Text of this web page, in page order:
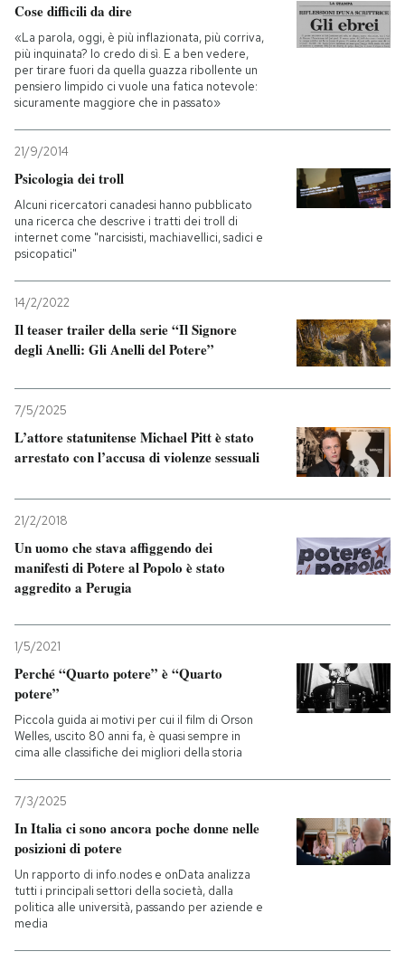
Cose difficili da dire
«La parola, oggi, è più inflazionata, più corriva,
più inquinata? Io credo di sì. E a ben vedere,
per tirare fuori da quella guazza ribollente un
pensiero limpido ci vuole una fatica notevole:
sicuramente maggiore che in passato»
21/9/2014
Psicologia dei troll
Alcuni ricercatori canadesi hanno pubblicato
una ricerca che descrive i tratti dei troll di
internet come "narcisisti, machiavellici, sadici e
psicopatici"
14/2/2022
Il teaser trailer della serie “Il Signore
degli Anelli: Gli Anelli del Potere”
7/5/2025
L’attore statunitense Michael Pitt è stato
arrestato con l’accusa di violenze sessuali
21/2/2018
Un uomo che stava affiggendo dei
manifesti di Potere al Popolo è stato
aggredito a Perugia
1/5/2021
Perché “Quarto potere” è “Quarto
potere”
Piccola guida ai motivi per cui il film di Orson
Welles, uscito 80 anni fa, è quasi sempre in
cima alle classifiche dei migliori della storia
7/3/2025
In Italia ci sono ancora poche donne nelle
posizioni di potere
Un rapporto di info.nodes e onData analizza
tutti i principali settori della società, dalla
politica alle università, passando per aziende e
media